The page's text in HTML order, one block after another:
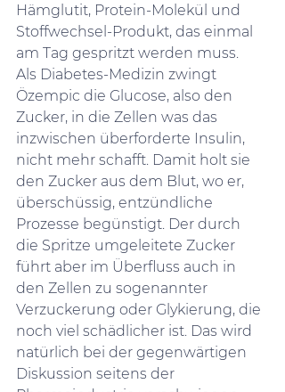
Hämglutit, Protein-Molekül und
Stoffwechsel-Produkt, das einmal
am Tag gespritzt werden muss.
Als Diabetes-Medizin zwingt
Özempic die Glucose, also den
Zucker, in die Zellen was das
inzwischen überforderte Insulin,
nicht mehr schafft. Damit holt sie
den Zucker aus dem Blut, wo er,
überschüssig, entzündliche
Prozesse begünstigt. Der durch
die Spritze umgeleitete Zucker
führt aber im Überfluss auch in
den Zellen zu sogenannter
Verzuckerung oder Glykierung, die
noch viel schädlicher ist. Das wird
natürlich bei der gegenwärtigen
Diskussion seitens der